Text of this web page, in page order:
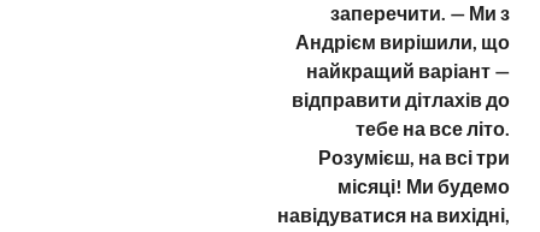
заперечити. — Ми з
Андрієм вирішили, що
найкращий варіант —
відправити дітлахів до
тебе на все літо.
Розумієш, на всі три
місяці! Ми будемо
навідуватися на вихідні,